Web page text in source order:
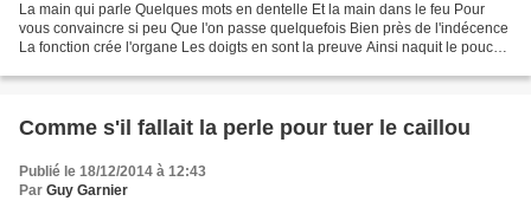
La main qui parle Quelques mots en dentelle Et la main dans le feu Pour
vous convaincre si peu Que l'on passe quelquefois Bien près de l'indécence
La fonction crée l'organe Les doigts en sont la preuve Ainsi naquit le pouce
Comme s'il fallait la perle pour tuer le caillou
Publié le 18/12/2014 à 12:43
Par Guy Garnier